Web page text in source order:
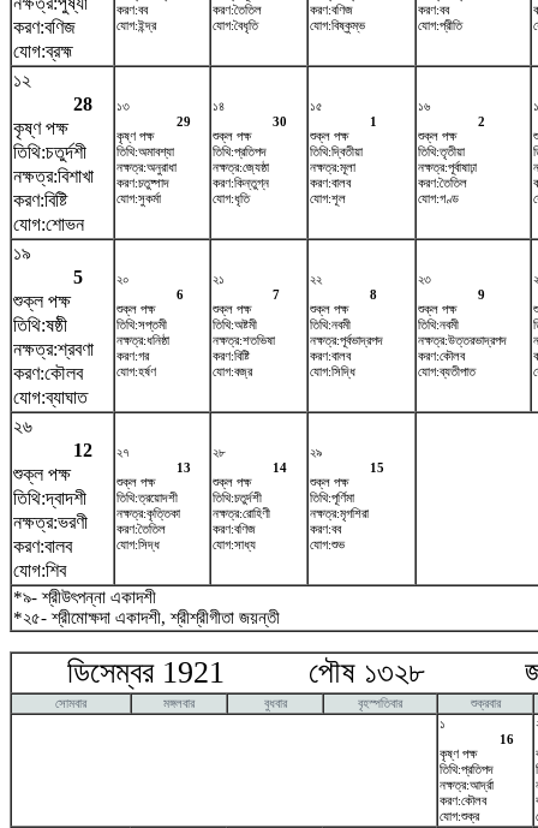
করণ:বণিজ
যোগ:ব্রহ্ম
করণ:বব
যোগ:ইন্দ্র
করণ:তৈতিল
যোগ:বৈধৃতি
করণ:বণিজ
যোগ:বিষ্কুম্ভ
করণ:বব
যোগ:প্রীতি
১২
28
কৃষ্ণ পক্ষ
তিথি:চতুর্দশী
নক্ষত্র:বিশাখা
করণ:বিষ্টি
যোগ:শোভন
১৩
29
কৃষ্ণ পক্ষ
তিথি:অমাবশ্যা
নক্ষত্র:অনুরাধা
করণ:চতুষ্পাদ
যোগ:সুকর্মা
১৪
30
শুক্ল পক্ষ
তিথি:প্রতিপদ
নক্ষত্র:জ্যেষ্ঠা
করণ:কিন্তুগ্ন
যোগ:ধৃতি
১৫
1
শুক্ল পক্ষ
তিথি:দ্বিতীয়া
নক্ষত্র:মূলা
করণ:বালব
যোগ:শূল
১৬
2
শুক্ল পক্ষ
তিথি:তৃতীয়া
নক্ষত্র:পূর্বাষাঢ়া
করণ:তৈতিল
যোগ:গণ্ড
১৯
5
শুক্ল পক্ষ
তিথি:ষষ্ঠী
নক্ষত্র:শ্রবণা
করণ:কৌলব
যোগ:ব্যাঘাত
২০
6
শুক্ল পক্ষ
তিথি:সপ্তমী
নক্ষত্র:ধনিষ্ঠা
করণ:গর
যোগ:হর্ষণ
২১
7
শুক্ল পক্ষ
তিথি:অষ্টমী
নক্ষত্র:শতভিষ‌া
করণ:বিষ্টি
যোগ:বজ্র
২২
8
শুক্ল পক্ষ
তিথি:নবমী
নক্ষত্র:পূর্বভাদ্রপদ
করণ:বালব
যোগ:সিদ্ধি
২৩
9
শুক্ল পক্ষ
তিথি:নবমী
নক্ষত্র:উত্তরভাদ্রপদ
করণ:কৌলব
যোগ:ব্যতীপাত
২৬
12
শুক্ল পক্ষ
তিথি:দ্বাদশী
নক্ষত্র:ভরণী
করণ:বালব
যোগ:শিব
২৭
13
শুক্ল পক্ষ
তিথি:ত্রয়োদশী
নক্ষত্র:কৃত্তিকা
করণ:তৈতিল
যোগ:সিদ্ধ
২৮
14
শুক্ল পক্ষ
তিথি:চতুর্দশী
নক্ষত্র:রোহিণী
করণ:বণিজ
যোগ:সাধ্য
২৯
15
শুক্ল পক্ষ
তিথি:পূর্ণিমা
নক্ষত্র:মৃগশিরা
করণ:বব
যোগ:শুভ
*৯- শ্রীউৎপন্না একাদশী
*২৫- শ্রীমোক্ষদা একাদশী, শ্রীশ্রীগীতা জয়ন্তী
ডিসেম্বর 1921 পৌষ ১৩২৮
সোমবার মঙ্গলবার বুধবার বৃহস্পতিবার
শুক্রবার
১
16
কৃষ্ণ পক্ষ
তিথি:প্রতিপদ
নক্ষত্র:আর্দ্রা
করণ:কৌলব
যোগ:শুক্র